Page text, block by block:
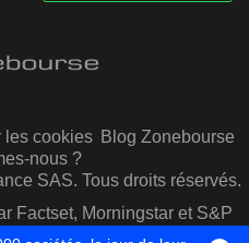
les cookies Blog Zonebourse
nous ?
SAS. Tous droits réservés.
Factset, Morningstar et S&P
IQ